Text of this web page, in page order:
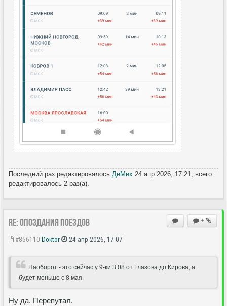
Последний раз редактировалось ДеМих 24 апр 2026, 17:21, всего
редактировалось 2 раз(а).
+
Re: Опоздания поездов
#856110 Doкtor 24 апр 2026, 17:07
Наоборот - это сейчас у 9-ки 3.08 от Глазова до Кирова, а
будет меньше с 8 мая.
Ну да. Перепутал.